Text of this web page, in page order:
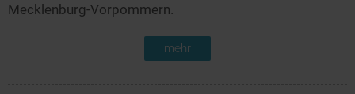
Mecklenburg-Vorpommern.
mehr